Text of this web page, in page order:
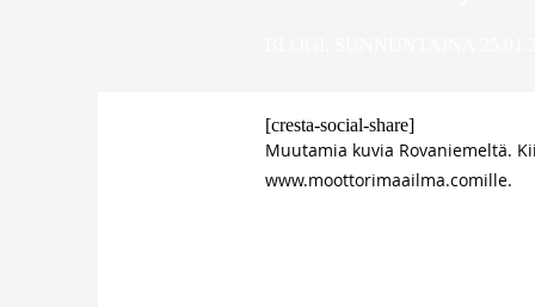
[cresta-social-share]
Muutamia kuvia Rovaniemeltä.
www.moottorimaailma.comille.